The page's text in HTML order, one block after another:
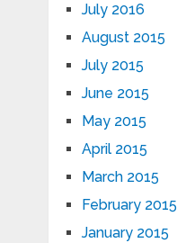
July 2016
August 2015
July 2015
June 2015
May 2015
April 2015
March 2015
February 2015
January 2015